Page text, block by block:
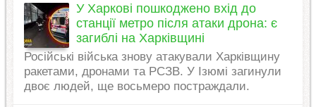
У Харкові пошкоджено вхід до
станції метро після атаки дрона: є
загиблі на Харківщині
Російські війська знову атакували Харківщину
ракетами, дронами та РСЗВ. У Ізюмі загинули
двоє людей, ще восьмеро постраждали.